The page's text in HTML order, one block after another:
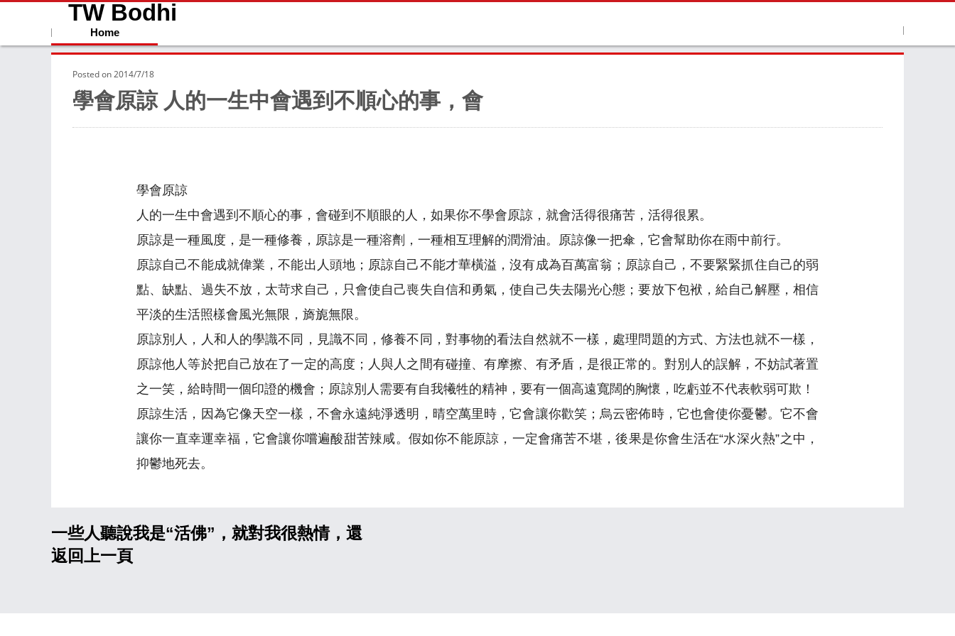
TW Bodhi
Home
Posted on2014/7/18
學會原諒 人的一生中會遇到不順心的事，會
學會原諒
人的一生中會遇到不順心的事，會碰到不順眼的人，如果你不學會原諒，就會活得很痛苦，活得很累。
原諒是一種風度，是一種修養，原諒是一種溶劑，一種相互理解的潤滑油。原諒像一把傘，它會幫助你在雨中前行。
原諒自己不能成就偉業，不能出人頭地；原諒自己不能才華橫溢，沒有成為百萬富翁；原諒自己，不要緊緊抓住自己的弱
點、缺點、過失不放，太苛求自己，只會使自己喪失自信和勇氣，使自己失去陽光心態；要放下包袱，給自己解壓，相信
平淡的生活照樣會風光無限，旖旎無限。
原諒別人，人和人的學識不同，見識不同，修養不同，對事物的看法自然就不一樣，處理問題的方式、方法也就不一樣，
原諒他人等於把自己放在了一定的高度；人與人之間有碰撞、有摩擦、有矛盾，是很正常的。對別人的誤解，不妨試著置
之一笑，給時間一個印證的機會；原諒別人需要有自我犧牲的精神，要有一個高遠寬闊的胸懷，吃虧並不代表軟弱可欺！
原諒生活，因為它像天空一樣，不會永遠純淨透明，晴空萬里時，它會讓你歡笑；烏云密佈時，它也會使你憂鬱。它不會
讓你一直幸運幸福，它會讓你嚐遍酸甜苦辣咸。假如你不能原諒，一定會痛苦不堪，後果是你會生活在“水深火熱”之中，
抑鬱地死去。
一些人聽說我是“活佛”，就對我很熱情，還
返回上一頁